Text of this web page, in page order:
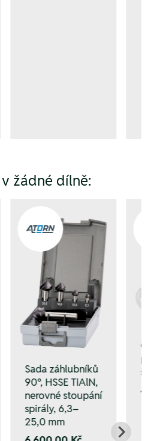
žádné dílně:
Sada záhlubníků
90°, HSSE TiAlN,
nerovné stoupání
spirály, 6,3–
25,0 mm